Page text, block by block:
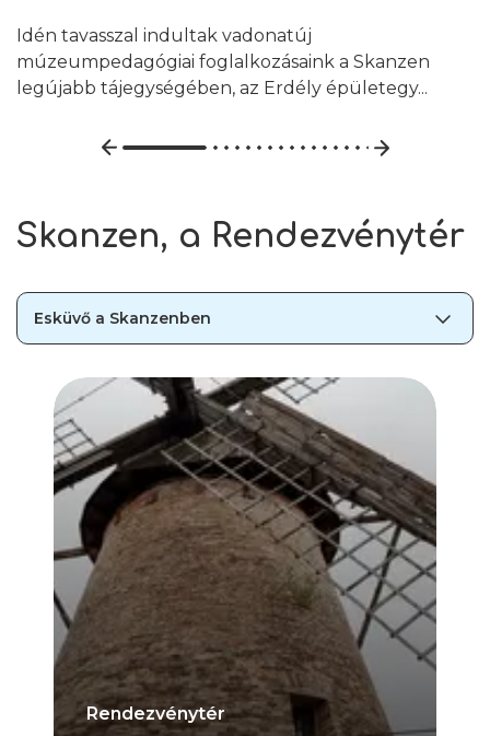
Idén tavasszal indultak vadonatúj
múzeumpedagógiai foglalkozásaink a Skanzen
legújabb tájegységében, az Erdély épületegy...
Skanzen, a Rendezvénytér
Esküvő a Skanzenben
Cégeknek
Rendezvényhelyszínek
Rendezvénytér